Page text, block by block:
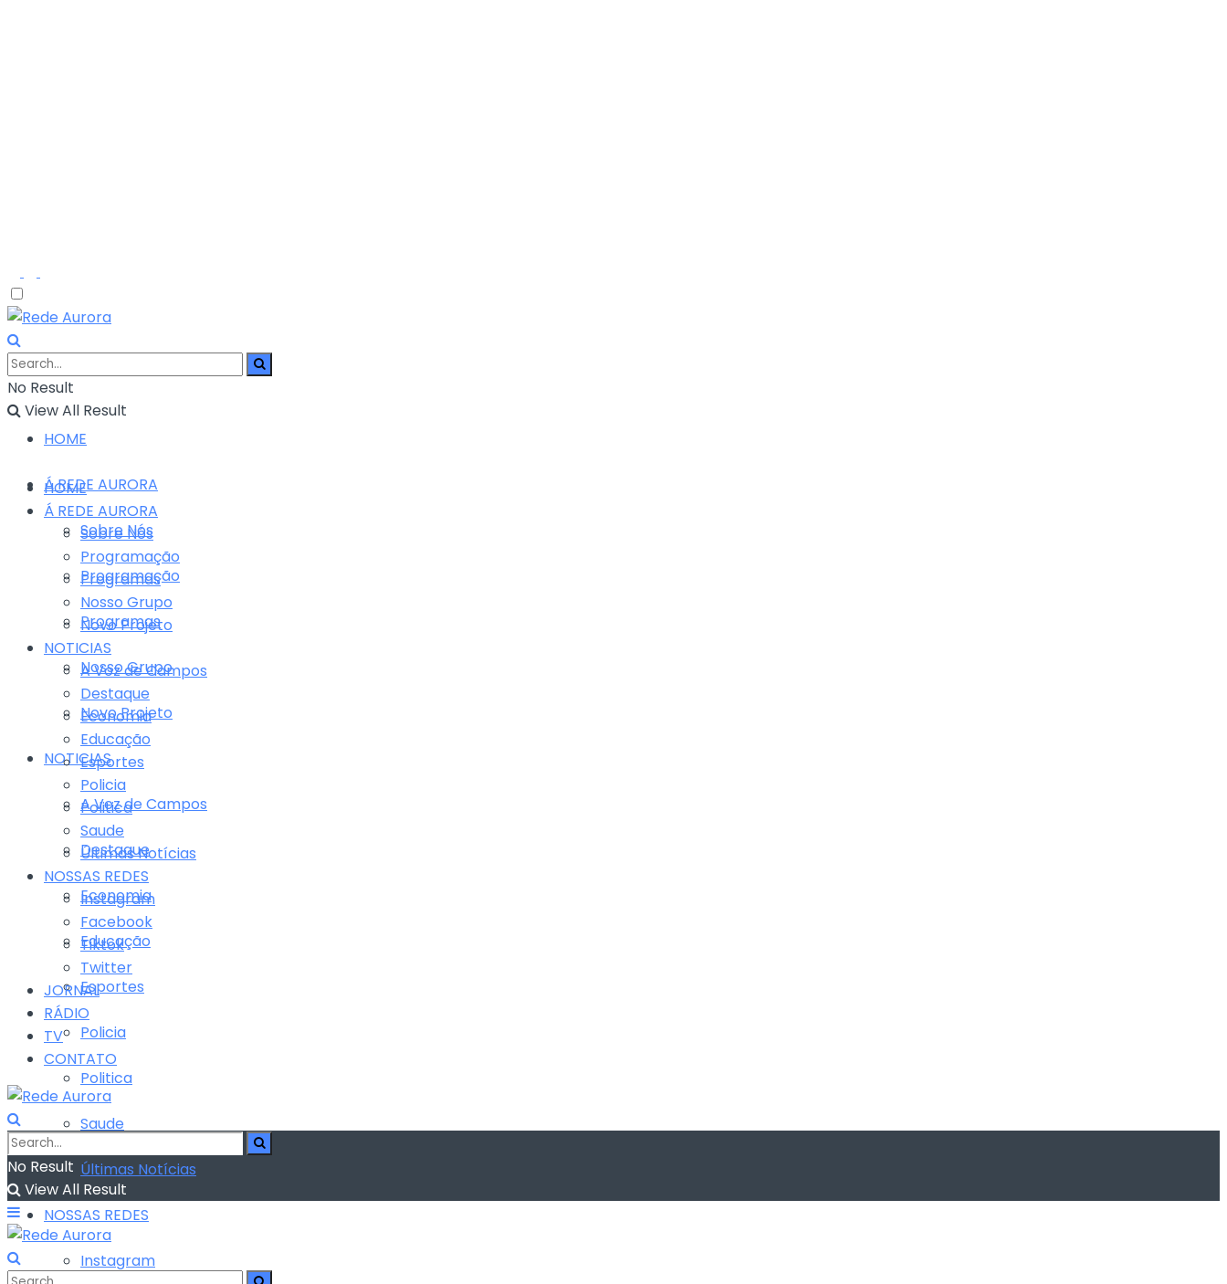
No Result
View All Result
HOME
Á REDE AURORA
Sobre Nós
Programação
Programas
Nosso Grupo
Novo Projeto
NOTICIAS
A Voz de Campos
Destaque
Economia
Educação
Esportes
Policia
Politica
Saude
Últimas Notícias
NOSSAS REDES
Instagram
HOME
Á REDE AURORA
Sobre Nós
Programação
Programas
Nosso Grupo
Novo Projeto
NOTICIAS
A Voz de Campos
Destaque
Economia
Educação
Esportes
Policia
Politica
Saude
Últimas Notícias
NOSSAS REDES
Instagram
Facebook
Tiktok
Twitter
JORNAL
RÁDIO
TV
CONTATO
No Result
View All Result